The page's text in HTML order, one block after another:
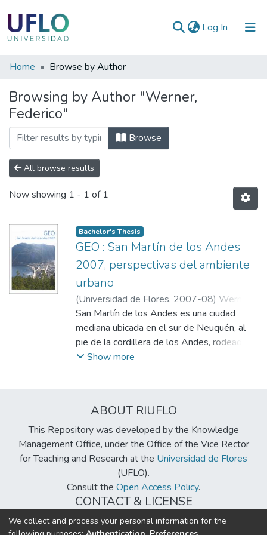
Log In (current)
Communities
Collections
All of RIUFLO
Home Browse by Author
Browsing by Author "Werner,
Federico"
Browse
All browse results
Now showing 1 - 1 of 1
Bachelor's Thesis
GEO : San Martín de los Andes
2007, perspectivas del ambiente
urbano
(Universidad de Flores, 2007-08) Werner,
Federico;Faggi, Ana
San Martín de los Andes es una ciudad
mediana ubicada en el sur de Neuquén, al
pie de la cordillera de los Andes, rodeada
de lagos montañas y bosques, y es la sede
exponencialmente a lo largo del último
siglo, tanto en su población como en el
espacio ocupado. Asimismo, han cambiado
los modelos de desarrollo y de apropiación
o utilización de los recursos naturales.
Actualmente la expansión de la ciudad
amenaza el recurso turístico mediante la
ambiente urbano en sí mismo.
Show more
ABOUT RIUFLO
This Repository was developed by the Knowledge
Management Office, under the Office of the Vice Rector
for Teaching and Research at the Universidad de Flores
(UFLO).
Consult the Open Access Policy.
CONTACT & LICENSE
biblioteca@uflouniversidad.edu.ar
We collect and process your personal information for the